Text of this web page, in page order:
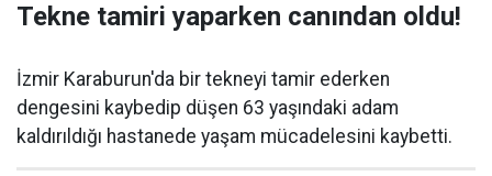
Tekne tamiri yaparken canından oldu!
İzmir Karaburun'da bir tekneyi tamir ederken
dengesini kaybedip düşen 63 yaşındaki adam
kaldırıldığı hastanede yaşam mücadelesini kaybetti.